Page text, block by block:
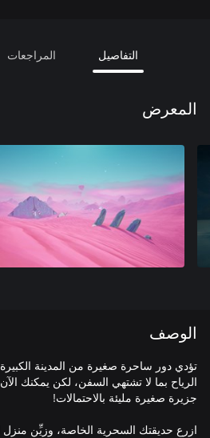
التفاصيل المراجعات
المعرض
الوصف
تؤدي دور ساحرة صغيرة من المدينة
الرياح بما لا تشتهي السفن، لكن يمكنك
ازرع حديقتك السحرية الخاصة، وزيِّن منزل